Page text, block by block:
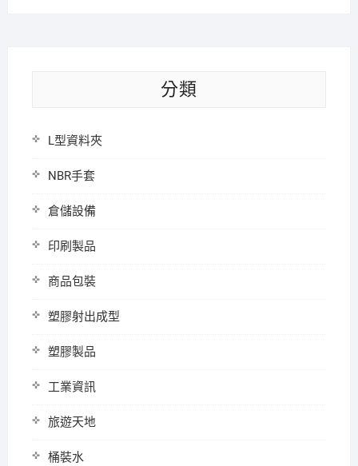
分類
L型資料夾
NBR手套
倉儲設備
印刷製品
商品包裝
塑膠射出成型
塑膠製品
工業資訊
旅遊天地
桶裝水